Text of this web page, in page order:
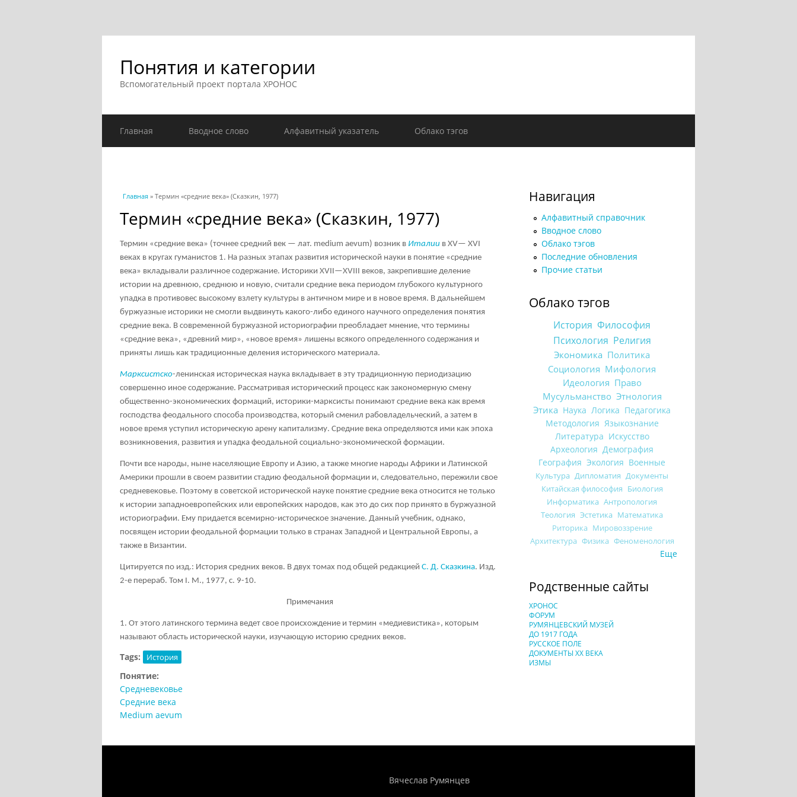
Понятия и категории
Вспомогательный проект портала ХРОНОС
Главная Вводное слово Алфавитный указатель Облако тэгов
Вы здесь
Главная » Термин «средние века» (Сказкин, 1977)
Термин «средние века» (Сказкин, 1977)
Термин «средние века» (точнее средний век — лат. medium aevum) возник в Италии в XV— XVI
веках в кругах гуманистов 1. На разных этапах развития исторической науки в понятие «средние
века» вкладывали различное содержание. Историки XVII—XVIII веков, закрепившие деление
истории на древнюю, среднюю и новую, считали средние века периодом глубокого культурного
упадка в противовес высокому взлету культуры в античном мире и в новое время. В дальнейшем
буржуазные историки не смогли выдвинуть какого-либо единого научного определения понятия
средние века. В современной буржуазной историографии преобладает мнение, что термины
«средние века», «древний мир», «новое время» лишены всякого определенного содержания и
приняты лишь как традиционные деления исторического материала.
Марксистско-ленинская историческая наука вкладывает в эту традиционную периодизацию
совершенно иное содержание. Рассматривая исторический процесс как закономерную смену
общественно-экономических формаций, историки-марксисты понимают средние века как время
господства феодального способа производства, который сменил рабовладельческий, а затем в
новое время уступил историческую арену капитализму. Средние века определяются ими как эпоха
возникновения, развития и упадка феодальной социально-экономической формации.
Почти все народы, ныне населяющие Европу и Азию, а также многие народы Африки и Латинской
Америки прошли в своем развитии стадию феодальной формации и, следовательно, пережили свое
средневековье. Поэтому в советской исторической науке понятие средние века относится не только
к истории западноевропейских или европейских народов, как это до сих пор принято в буржуазной
историографии. Ему придается всемирно-историческое значение. Данный учебник, однако,
посвящен истории феодальной формации только в странах Западной и Центральной Европы, а
также в Византии.
Цитируется по изд.: История средних веков. В двух томах под общей редакцией С. Д. Сказкина. Изд.
2-е перераб. Том I. М., 1977, с. 9-10.
Примечания
1. От этого латинского термина ведет свое происхождение и термин «медиевистика», которым
называют область исторической науки, изучающую историю средних веков.
Tags: История
Понятие:
Средневековье
Средние века
Medium aevum
Навигация
Алфавитный справочник
Вводное слово
Облако тэгов
Последние обновления
Прочие статьи
Облако тэгов
История Философия
Психология Религия
Экономика Политика
Социология Мифология
Идеология Право
Мусульманство Этнология
Этика Наука Логика Педагогика
Методология Языкознание
Литература Искусство
Археология Демография
География Экология Военные
Культура Дипломатия Документы
Китайская философия Биология
Информатика Антропология
Теология Эстетика Математика
Риторика Мировоззрение
Архитектура Физика Феноменология
Еще
Родственные сайты
ХРОНОС
ФОРУМ
РУМЯНЦЕВСКИЙ МУЗЕЙ
ДО 1917 ГОДА
РУССКОЕ ПОЛЕ
ДОКУМЕНТЫ XX ВЕКА
ИЗМЫ
Вячеслав Румянцев